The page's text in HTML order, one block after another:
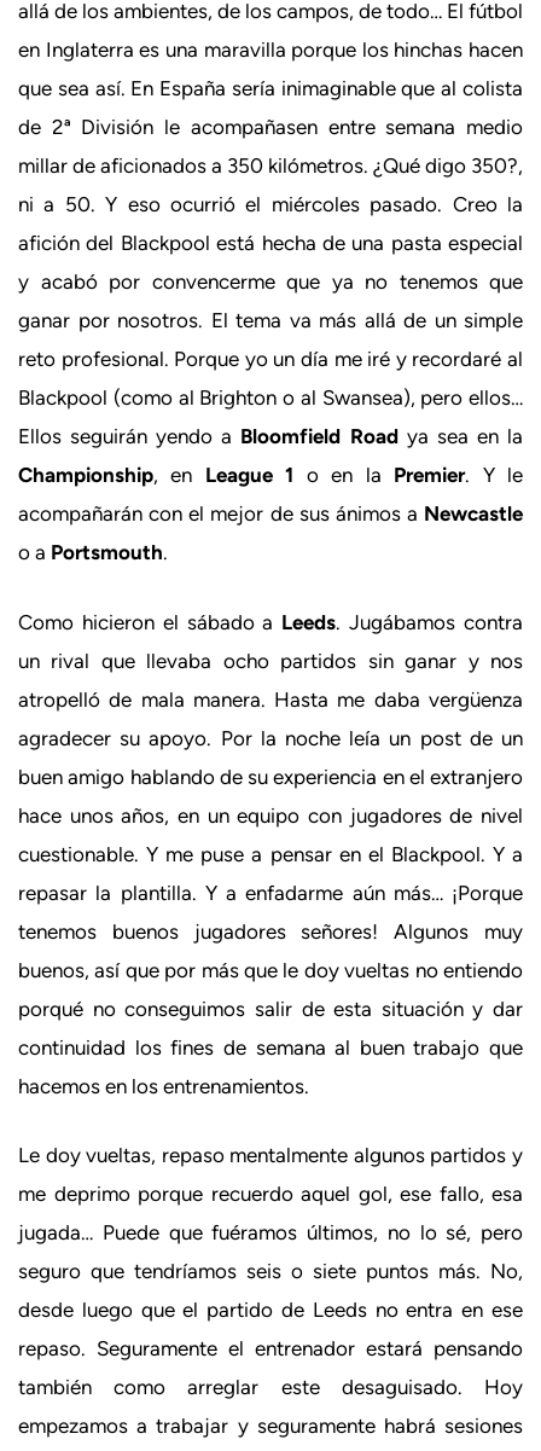
allá de los ambientes, de los campos, de todo… El fútbol
en Inglaterra es una maravilla porque los hinchas hacen
que sea así. En España sería inimaginable que al colista
de 2ª División le acompañasen entre semana medio
millar de aficionados a 350 kilómetros. ¿Qué digo 350?,
ni a 50. Y eso ocurrió el miércoles pasado. Creo la
afición del Blackpool está hecha de una pasta especial
y acabó por convencerme que ya no tenemos que
ganar por nosotros. El tema va más allá de un simple
reto profesional. Porque yo un día me iré y recordaré al
Blackpool (como al Brighton o al Swansea), pero ellos…
Ellos seguirán yendo a Bloomfield Roadya sea en la
Championship, en League 1 o en la Premier. Y le
acompañarán con el mejor de sus ánimos a Newcastle
o a Portsmouth.
Como hicieron el sábado a Leeds. Jugábamos contra
un rival que llevaba ocho partidos sin ganar y nos
atropelló de mala manera. Hasta me daba vergüenza
agradecer su apoyo. Por la noche leía un post de un
buen amigo hablando de su experiencia en el extranjero
hace unos años, en un equipo con jugadores de nivel
cuestionable. Y me puse a pensar en el Blackpool. Y a
repasar la plantilla. Y a enfadarme aún más… ¡Porque
tenemos buenos jugadores señores! Algunos muy
buenos, así que por más que le doy vueltas no entiendo
porqué no conseguimos salir de esta situación y dar
continuidad los fines de semana al buen trabajo que
hacemos en los entrenamientos.
Le doy vueltas, repaso mentalmente algunos partidos y
me deprimo porque recuerdo aquel gol, ese fallo, esa
jugada… Puede que fuéramos últimos, no lo sé, pero
seguro que tendríamos seis o siete puntos más. No,
desde luego que el partido de Leeds no entra en ese
repaso. Seguramente el entrenador estará pensando
también como arreglar este desaguisado. Hoy
empezamos a trabajar y seguramente habrá sesiones